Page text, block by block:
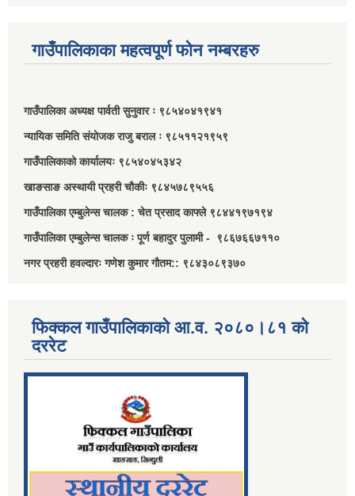
गाउँपालिकाका महत्वपूर्ण फोन नम्बरहरु
गाउँपालिका अध्यक्ष पार्वती सुनुवार ः ९८५४०४१९४१
न्यायिक समिति संयोजक राजु बराल ः ९८५११२१९५९
गाउँपालिकाको कार्यालयः ९८५४०४५३४२
खाङसाङ अस्थायी प्रहरी चौकीः ९८४५७८९५५६
गाउँपालिका एम्बुलेन्स चालक : चेत प्रसाद काफ्ले ९८४४१९७१९४
गाउँपालिका एम्बुलेन्स चालक ः पूर्ण बहादुर पुलामी - ९८६७६६७११०
नगर प्रहरी हवल्दारः गणेश कुमार गौतम:: ९८४३०८९३७०
फिक्कल गाउँपालिकाको आ.व. २०८०।८१ को
दररेट